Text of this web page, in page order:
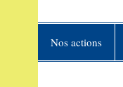
Nos actions